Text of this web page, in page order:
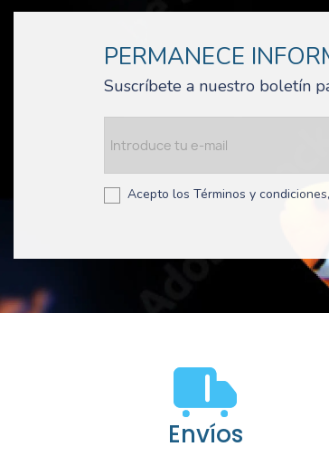
PERMANECE
Suscríbete a nuestro boletín
Acepto los Términos y
Envíos